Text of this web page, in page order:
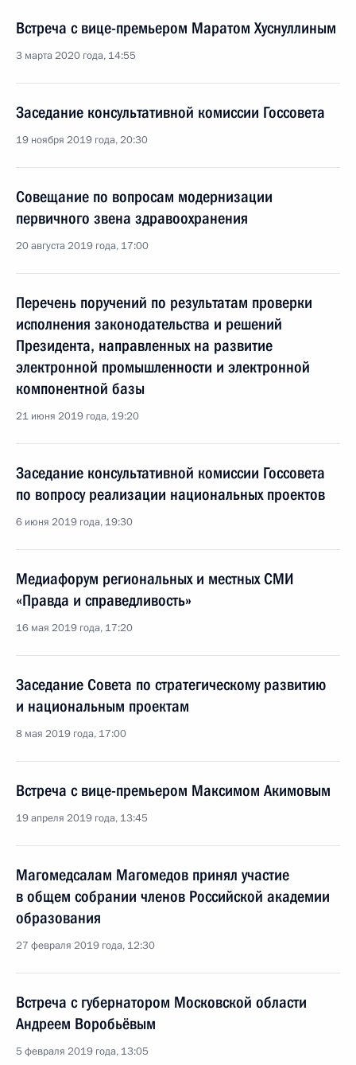
Встреча с вице-премьером Маратом Хуснуллиным
3 марта 2020 года, 14:55
Заседание консультативной комиссии Госсовета
19 ноября 2019 года, 20:30
Совещание по вопросам модернизации
первичного звена здравоохранения
20 августа 2019 года, 17:00
Перечень поручений по результатам проверки
исполнения законодательства и решений
Президента, направленных на развитие
электронной промышленности и электронной
компонентной базы
21 июня 2019 года, 19:20
Заседание консультативной комиссии Госсовета
по вопросу реализации национальных проектов
6 июня 2019 года, 19:30
Медиафорум региональных и местных СМИ
«Правда и справедливость»
16 мая 2019 года, 17:20
Заседание Совета по стратегическому развитию
и национальным проектам
8 мая 2019 года, 17:00
Встреча с вице-премьером Максимом Акимовым
19 апреля 2019 года, 13:45
Магомедсалам Магомедов принял участие
в общем собрании членов Российской академии
образования
27 февраля 2019 года, 12:30
Встреча с губернатором Московской области
Андреем Воробьёвым
5 февраля 2019 года, 13:05